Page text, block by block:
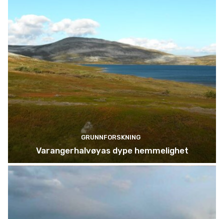
GRUNNFORSKNING
Varangerhalvøyas dype hemmelighet